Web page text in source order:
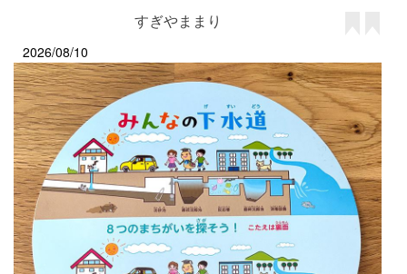
すぎやままり
2026/08/10